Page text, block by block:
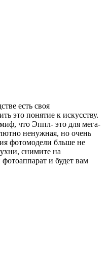
есть своя
это понятие к искусству.
что Эппл- это для мега-
ненужная, но очень
фотомодели бльше не
снимите на
и будет вам